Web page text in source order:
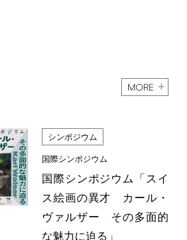
MORE
シンポジウム
国際シンポジウム
国際シンポジウム「スイ
ス絵画の異才 カール・
ヴァルザー その多面的
な魅力に迫る」